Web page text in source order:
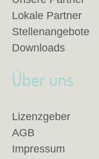
Lokale Partner
Stellenangebote
Downloads
Über uns
Lizenzgeber
AGB
Impressum